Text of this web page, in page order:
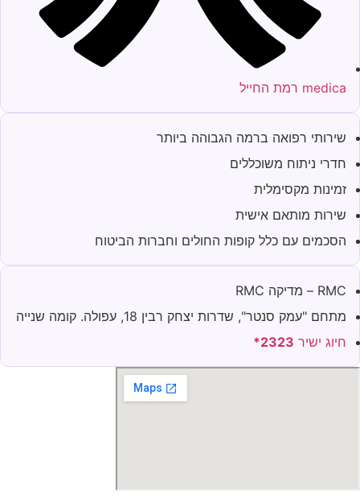
medica רמת החייל
שירותי רפואה ברמה הגבוהה ביותר
חדרי ניתוח משוכללים
זמינות מקסימלית
שירות מותאם אישית
הסכמים עם כלל קופות החולים וחברות הביטוח
RMC – מדיקה RMC
מתחם "עמק סנטר", שדרות יצחק רבין 18, עפולה. קומה שנייה
חיוג ישיר 2323*